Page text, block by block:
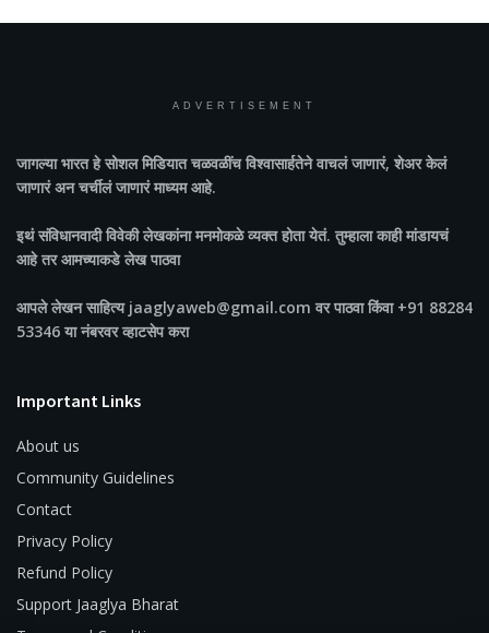
ADVERTISEMENT
जागल्या भारतहे सोशल मिडियात चळवळींच विश्वासार्हतेने वाचलं जाणारं, शेअर केलं
जाणारं अन चर्चीलं जाणारं माध्यम आहे.
इथं संविधानवादी विवेकी लेखकांना मनमोकळे व्यक्त होता येतं. तुम्हाला काही मांडायचं
आहे तर आमच्याकडे लेख पाठवा
आपले लेखन साहित्य jaaglyaweb@gmail.com वर पाठवा किंवा +91 88284
53346 या नंबरवर व्हाटसेप करा
Important Links
About us
Community Guidelines
Contact
Privacy Policy
Refund Policy
Support Jaaglya Bharat